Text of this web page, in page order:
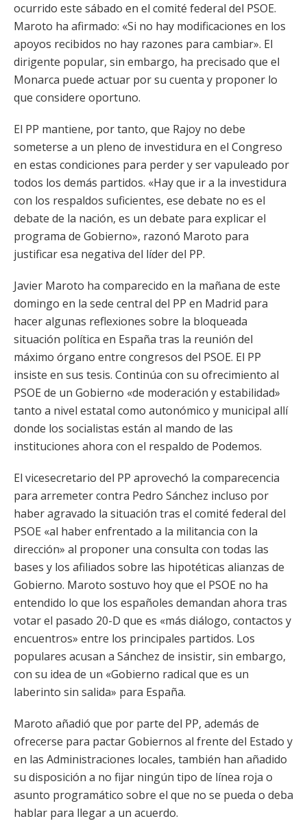
ocurrido este sábado en el comité federal del PSOE.
Maroto ha afirmado: «Si no hay modificaciones en los
apoyos recibidos no hay razones para cambiar». El
dirigente popular, sin embargo, ha precisado que el
Monarca puede actuar por su cuenta y proponer lo
que considere oportuno.
El PP mantiene, por tanto, que Rajoy no debe
someterse a un pleno de investidura en el Congreso
en estas condiciones para perder y ser vapuleado por
todos los demás partidos. «Hay que ir a la investidura
con los respaldos suficientes, ese debate no es el
debate de la nación, es un debate para explicar el
programa de Gobierno», razonó Maroto para
justificar esa negativa del líder del PP.
Javier Maroto ha comparecido en la mañana de este
domingo en la sede central del PP en Madrid para
hacer algunas reflexiones sobre la bloqueada
situación política en España tras la reunión del
máximo órgano entre congresos del PSOE. El PP
insiste en sus tesis. Continúa con su ofrecimiento al
PSOE de un Gobierno «de moderación y estabilidad»
tanto a nivel estatal como autonómico y municipal allí
donde los socialistas están al mando de las
instituciones ahora con el respaldo de Podemos.
El vicesecretario del PP aprovechó la comparecencia
para arremeter contra Pedro Sánchez incluso por
haber agravado la situación tras el comité federal del
PSOE «al haber enfrentado a la militancia con la
dirección» al proponer una consulta con todas las
bases y los afiliados sobre las hipotéticas alianzas de
Gobierno. Maroto sostuvo hoy que el PSOE no ha
entendido lo que los españoles demandan ahora tras
votar el pasado 20-D que es «más diálogo, contactos y
encuentros» entre los principales partidos. Los
populares acusan a Sánchez de insistir, sin embargo,
con su idea de un «Gobierno radical que es un
laberinto sin salida» para España.
Maroto añadió que por parte del PP, además de
ofrecerse para pactar Gobiernos al frente del Estado y
en las Administraciones locales, también han añadido
su disposición a no fijar ningún tipo de línea roja o
asunto programático sobre el que no se pueda o deba
hablar para llegar a un acuerdo.